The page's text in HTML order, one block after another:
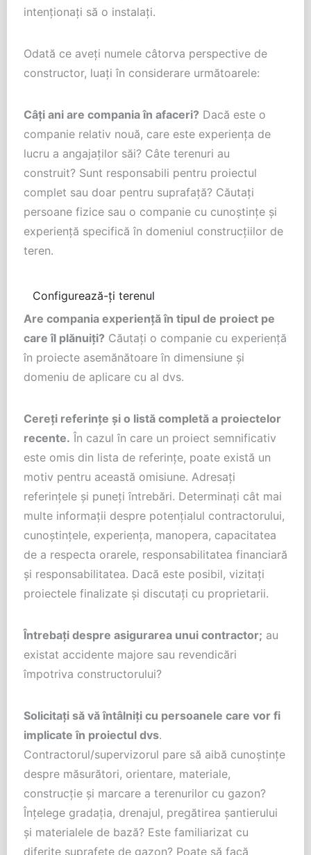
intenționați să o instalați.
Odată ce aveți numele câtorva perspective de
constructor, luați în considerare următoarele:
Câți ani are compania în afaceri? Dacă este o
companie relativ nouă, care este experiența de
lucru a angajaților săi? Câte terenuri au
construit? Sunt responsabili pentru proiectul
complet sau doar pentru suprafață? Căutați
persoane fizice sau o companie cu cunoștințe și
experiență specifică în domeniul construcțiilor de
teren.
Configurează-ți terenul
Are compania experiență în tipul de proiect pe
care îl plănuiți? Căutați o companie cu experiență
în proiecte asemănătoare în dimensiune și
domeniu de aplicare cu al dvs.
Cereți referințe și o listă completă a proiectelor
recente. În cazul în care un proiect semnificativ
este omis din lista de referințe, poate există un
motiv pentru această omisiune. Adresați
referințele și puneți întrebări. Determinați cât mai
multe informații despre potențialul contractorului,
cunoștințele, experiența, manopera, capacitatea
de a respecta orarele, responsabilitatea financiară
și responsabilitatea. Dacă este posibil, vizitați
proiectele finalizate și discutați cu proprietarii.
Întrebați despre asigurarea unui contractor; au
existat accidente majore sau revendicări
împotriva constructorului?
Solicitați să vă întâlniți cu persoanele care vor fi
implicate în proiectul dvs.
Contractorul/supervizorul pare să aibă cunoștințe
despre măsurători, orientare, materiale,
construcție și marcare a terenurilor cu gazon?
Înțelege gradația, drenajul, pregătirea șantierului
și materialele de bază? Este familiarizat cu
diferite suprafețe de gazon? Poate să facă